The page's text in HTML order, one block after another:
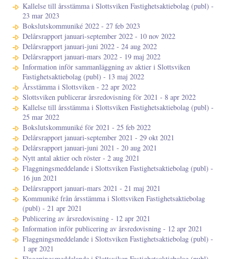
Kallelse till årsstämma i Slottsviken Fastighetsaktiebolag (publ) -
23 mar 2023
Bokslutskommuniké 2022 - 27 feb 2023
Delårsrapport januari-september 2022 - 10 nov 2022
Delårsrapport januari-juni 2022 - 24 aug 2022
Delårsrapport januari-mars 2022 - 19 maj 2022
Information inför sammanläggning av aktier i Slottsviken
Fastighetsaktiebolag (publ) - 13 maj 2022
Årsstämma i Slottsviken - 22 apr 2022
Slottsviken publicerar årsredovisning för 2021 - 8 apr 2022
Kallelse till årsstämma i Slottsviken Fastighetsaktiebolag (publ) -
25 mar 2022
Bokslutskommuniké för 2021 - 25 feb 2022
Delårsrapport januari-september 2021 - 29 okt 2021
Delårsrapport januari-juni 2021 - 20 aug 2021
Nytt antal aktier och röster - 2 aug 2021
Flaggningsmeddelande i Slottsviken Fastighetsaktiebolag (publ) -
16 jun 2021
Delårsrapport januari-mars 2021 - 21 maj 2021
Kommuniké från årsstämma i Slottsviken Fastighetsaktiebolag
(publ) - 21 apr 2021
Publicering av årsredovisning - 12 apr 2021
Information inför publicering av årsredovisning - 12 apr 2021
Flaggningsmeddelande i Slottsviken Fastighetsaktiebolag (publ) -
1 apr 2021